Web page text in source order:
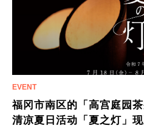
福冈市南区的「高宫庭园
清凉夏日活动「夏之灯」